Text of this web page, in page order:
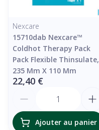
Nexcare
15710dab Nexcare™
Coldhot Therapy Pack
Pack Flexible Thinsulate,
235 Mm X 110 Mm
22,40 €
Ajouter au panier